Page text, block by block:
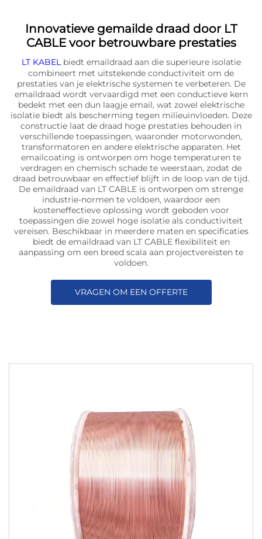
Innovatieve gemailde draad door LT
CABLE voor betrouwbare prestaties
LT KABEL biedt emaildraad aan die superieure isolatie
combineert met uitstekende conductiviteit om de
prestaties van je elektrische systemen te verbeteren. De
emaildraad wordt vervaardigd met een conductieve kern
bedekt met een dun laagje email, wat zowel elektrische
isolatie biedt als bescherming tegen milieuinvloeden. Deze
constructie laat de draad hoge prestaties behouden in
verschillende toepassingen, waaronder motorwonden,
transformatoren en andere elektrische apparaten. Het
emailcoating is ontworpen om hoge temperaturen te
verdragen en chemisch schade te weerstaan, zodat de
draad betrouwbaar en effectief blijft in de loop van de tijd.
De emaildraad van LT CABLE is ontworpen om strenge
industrie-normen te voldoen, waardoor een
kosteneffectieve oplossing wordt geboden voor
toepassingen die zowel hoge isolatie als conductiviteit
vereisen. Beschikbaar in meerdere maten en specificaties
biedt de emaildraad van LT CABLE flexibiliteit en
aanpassing om een breed scala aan projectvereisten te
voldoen.
VRAGEN OM EEN OFFERTE